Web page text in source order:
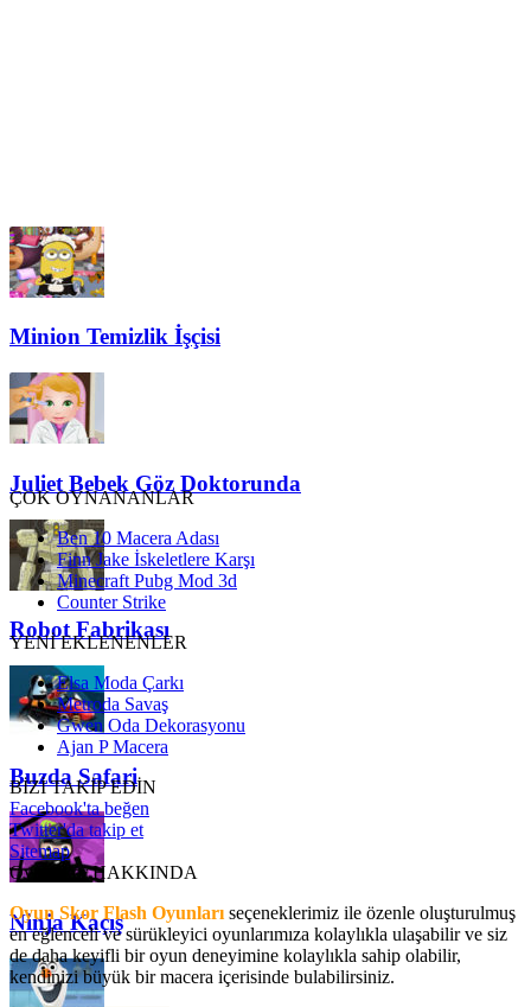
Minion Temizlik İşçisi
Juliet Bebek Göz Doktorunda
Robot Fabrikası
Buzda Safari
Ninja Kaçış
ÇOK OYNANANLAR
Ben 10 Macera Adası
Finn Jake İskeletlere Karşı
Minecraft Pubg Mod 3d
Counter Strike
YENİ EKLENENLER
Elsa Moda Çarkı
Metroda Savaş
Gwen Oda Dekorasyonu
Ajan P Macera
BİZİ TAKİP EDİN
Facebook'ta beğen
Twitter'da takip et
Sitemap
OyunSkor HAKKINDA
Oyun Skor Flash Oyunları seçeneklerimiz ile özenle oluşturulmuş
en eğlenceli ve sürükleyici oyunlarımıza kolaylıkla ulaşabilir ve siz
de daha keyifli bir oyun deneyimine kolaylıkla sahip olabilir,
kendinizi büyük bir macera içerisinde bulabilirsiniz.